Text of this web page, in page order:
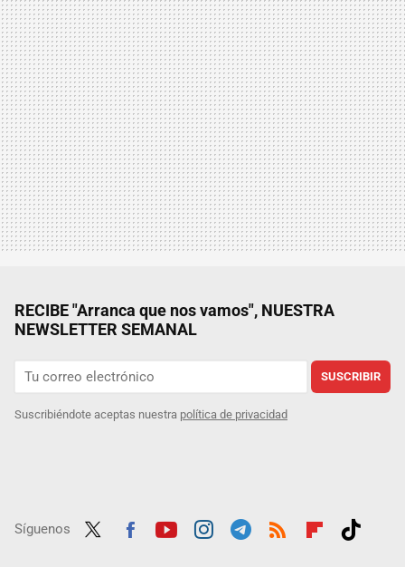
RECIBE "Arranca que nos vamos", NUESTRA
NEWSLETTER SEMANAL
SUSCRIBIR
Suscribiéndote aceptas nuestra política de privacidad
Síguenos